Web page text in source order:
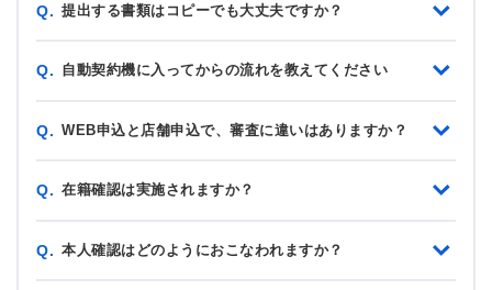
Q. 提出する書類はコピーでも大丈夫ですか？
Q. 自動契約機に入ってからの流れを教えてください
Q. WEB申込と店舗申込で、審査に違いはありますか？
Q. 在籍確認は実施されますか？
Q. 本人確認はどのようにおこなわれますか？